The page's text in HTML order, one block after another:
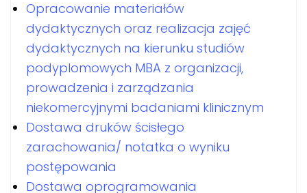
Opracowanie materiałów
dydaktycznych oraz realizacja zajęć
dydaktycznych na kierunku studiów
podyplomowych MBA z organizacji,
prowadzenia i zarządzania
niekomercyjnymi badaniami klinicznym
Dostawa druków ścisłego
zarachowania/ notatka o wyniku
postępowania
Dostawa oprogramowania